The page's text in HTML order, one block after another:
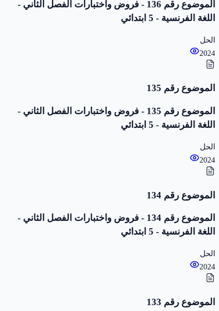
الموضوع رقم 136 - فروض واختبارات الفصل الثاني -
اللغة الفرنسية - 5 ابتدائي
الحل
2024
الموضوع رقم 135
الموضوع رقم 135 - فروض واختبارات الفصل الثاني -
اللغة الفرنسية - 5 ابتدائي
الحل
2024
الموضوع رقم 134
الموضوع رقم 134 - فروض واختبارات الفصل الثاني -
اللغة الفرنسية - 5 ابتدائي
الحل
2024
الموضوع رقم 133